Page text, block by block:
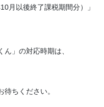
月以後終了課税期間分）」
」の対応時期は、
ちください。